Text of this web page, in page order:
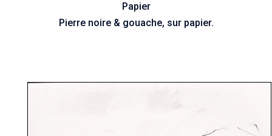
Papier
Pierre noire & gouache, sur papier.